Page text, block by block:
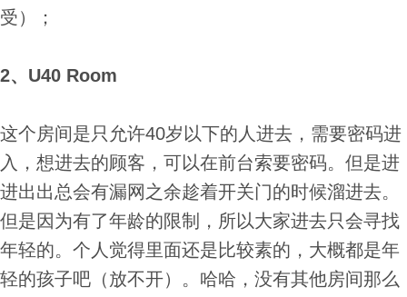
受）；
2、U40 Room
这个房间是只允许40岁以下的人进去，需要密码进
入，想进去的顾客，可以在前台索要密码。但是进
进出出总会有漏网之余趁着开关门的时候溜进去。
但是因为有了年龄的限制，所以大家进去只会寻找
年轻的。个人觉得里面还是比较素的，大概都是年
轻的孩子吧（放不开）。哈哈，没有其他房间那么